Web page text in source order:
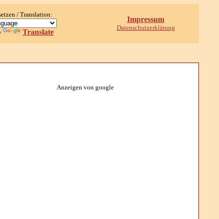
/ Translation:
Translate
Impressum
Datenschutzerklärung
Anzeigen von google